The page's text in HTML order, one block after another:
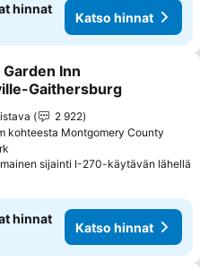
hinnat
Katso hinnat
suosikkeihin
Inn
Gaithersburg
2 922
kohteesta Montgomery County
sijainti I-270-käytävän lähellä
hinnat
Katso hinnat